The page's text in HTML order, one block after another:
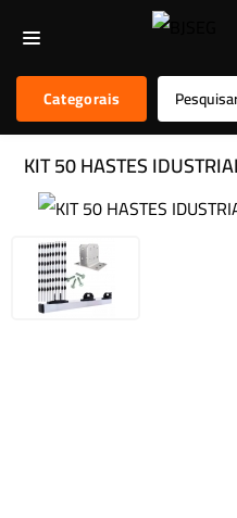
Categorais
Alarmes E
KIT 50 HASTES